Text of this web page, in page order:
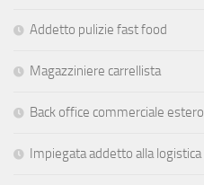
Addetto pulizie fast food
Magazziniere carrellista
Back office commerciale estero
Impiegata addetto alla logistica